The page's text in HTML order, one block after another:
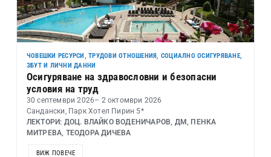
ЧОВЕШКИ РЕСУРСИ, ТРУДОВИ ОТНОШЕНИЯ, СОЦИАЛНО ОСИГУРЯВАНЕ,
ЗБУТ И ЛИЧНИ ДАННИ
Осигуряване на здравословни и безопасни
условия на труд
30 септември 2026– 2 октомври 2026
Сандански, Парк Хотел Пирин 5*
ЛЕКТОРИ: ДОЦ. ВЛАЙКО ВОДЕНИЧАРОВ, ДМ, ПЕНКА
МИТРЕВА, ТЕОДОРА ДИЧЕВА
ВИЖ ПОВЕЧЕ